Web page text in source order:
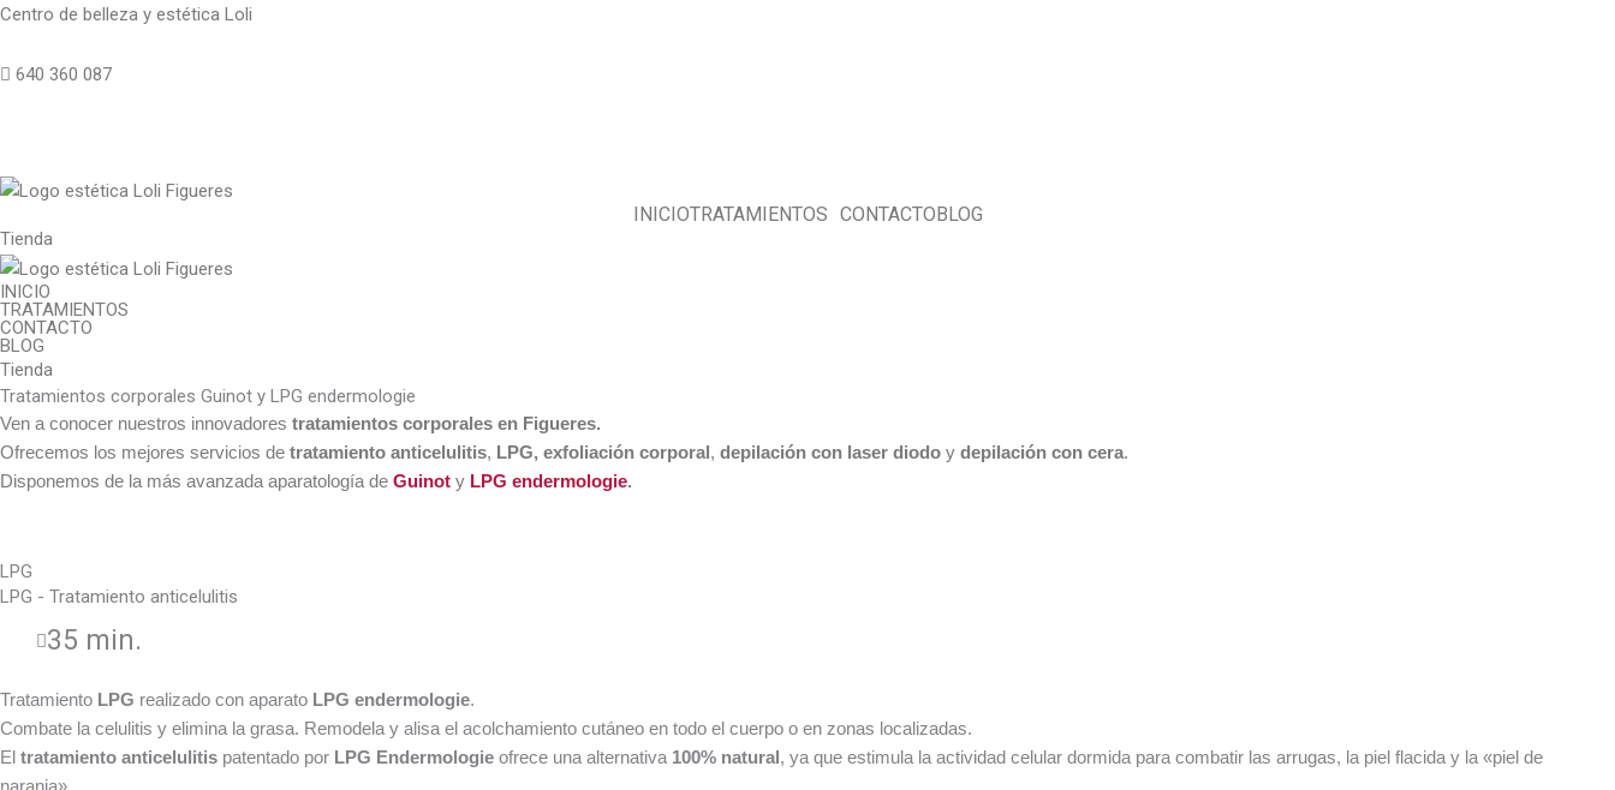
Centro de belleza y estética Loli
640 360 087
INICIOTRATAMIENTOS CONTACTO BLOG
Tienda
INICIO
TRATAMIENTOS
CONTACTO
BLOG
Tienda
Tratamientos corporales Guinot y LPG endermologie
Ven a conocer nuestros innovadores tratamientos corporales en Figueres.
Ofrecemos los mejores servicios de tratamiento anticelulitis, LPG, exfoliación corporal, depilación con laser diodo y depilación con cera.
Disponemos de la más avanzada aparatología de Guinot y LPG endermologie.
LPG
LPG - Tratamiento anticelulitis
35 min.
Tratamiento LPG realizado con aparato LPG endermologie.
Combate la celulitis y elimina la grasa. Remodela y alisa el acolchamiento cutáneo en todo el cuerpo o en zonas localizadas.
El tratamiento anticelulitis patentado por LPG Endermologie ofrece una alternativa 100% natural, ya que estimula la actividad celular dormida para combatir las arrugas, la piel flacida y la «piel de
naranja».